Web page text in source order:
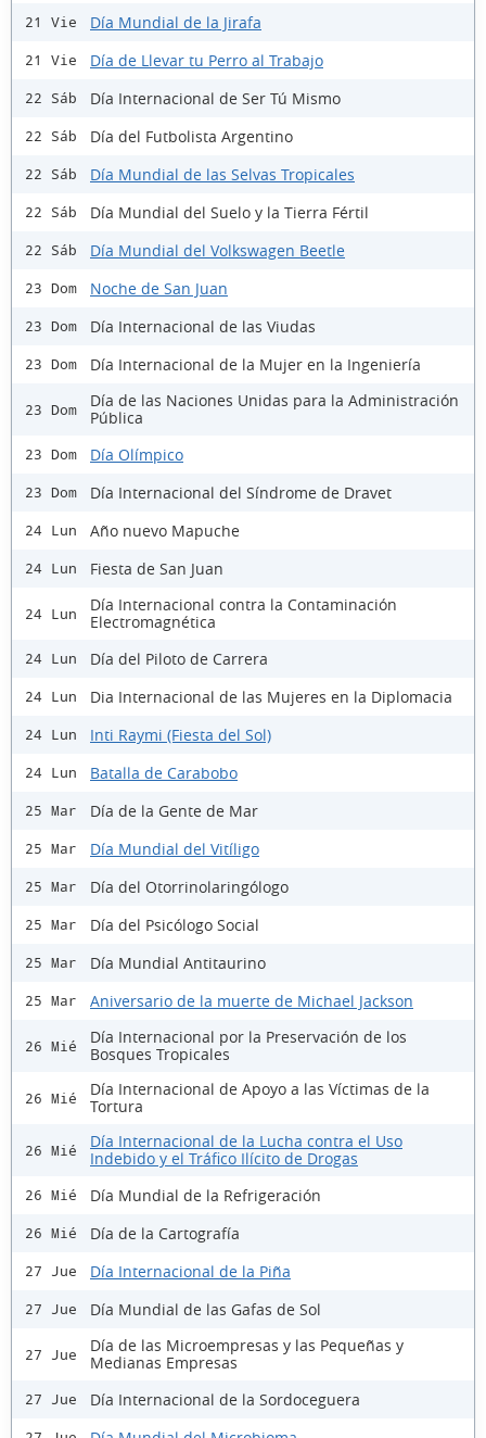
21 Vie Día Mundial de la Jirafa
21 Vie Día de Llevar tu Perro al Trabajo
22 Sáb Día Internacional de Ser Tú Mismo
22 Sáb Día del Futbolista Argentino
22 Sáb Día Mundial de las Selvas Tropicales
22 Sáb Día Mundial del Suelo y la Tierra Fértil
22 Sáb Día Mundial del Volkswagen Beetle
23 Dom Noche de San Juan
23 Dom Día Internacional de las Viudas
23 Dom Día Internacional de la Mujer en la Ingeniería
23 Dom
Día de las Naciones Unidas para la Administración
Pública
23 Dom Día Olímpico
23 Dom Día Internacional del Síndrome de Dravet
24 Lun Año nuevo Mapuche
24 Lun Fiesta de San Juan
24 Lun
Día Internacional contra la Contaminación
Electromagnética
24 Lun Día del Piloto de Carrera
24 Lun Dia Internacional de las Mujeres en la Diplomacia
24 Lun Inti Raymi (Fiesta del Sol)
24 Lun Batalla de Carabobo
25 Mar Día de la Gente de Mar
25 Mar Día Mundial del Vitíligo
25 Mar Día del Otorrinolaringólogo
25 Mar Día del Psicólogo Social
25 Mar Día Mundial Antitaurino
25 Mar Aniversario de la muerte de Michael Jackson
26 Mié
Día Internacional por la Preservación de los
Bosques Tropicales
26 Mié
Día Internacional de Apoyo a las Víctimas de la
Tortura
26 Mié
Día Internacional de la Lucha contra el Uso
Indebido y el Tráfico Ilícito de Drogas
26 Mié Día Mundial de la Refrigeración
26 Mié Día de la Cartografía
27 Jue Día Internacional de la Piña
27 Jue Día Mundial de las Gafas de Sol
27 Jue
Día de las Microempresas y las Pequeñas y
Medianas Empresas
27 Jue Día Internacional de la Sordoceguera